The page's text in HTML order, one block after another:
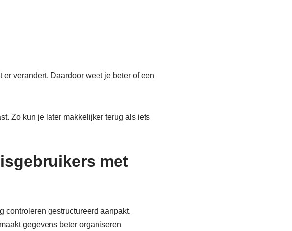
verandert. Daardoor weet je beter of een
Zo kun je later makkelijker terug als iets
met
controleren gestructureerd aanpakt.
gegevens beter organiseren